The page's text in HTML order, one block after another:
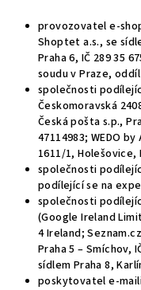
provozovatel e-
Shoptet a.s., se
Praha 6, IČ 289 35
soudu v Praze,
společnosti
Českomoravská
Česká pošta s.p.,
47114983; WEDO
1611/1, Holešovice,
společnosti
podílející se na
společnosti
(Google Ireland
4 Ireland;
Praha 5 – Smíchov,
sídlem Praha 8,
poskytovatel e-